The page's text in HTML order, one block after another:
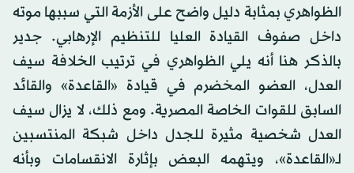
الظواهري بمثابة دليل واضح على الأزمة التي سببها موته
داخل صفوف القيادة العليا للتنظيم الإرهابي. جدير
بالذكر هنا أنه يلي الظواهري في ترتيب الخلافة سيف
العدل، العضو المخضرم في قيادة «القاعدة» والقائد
السابق للقوات الخاصة المصرية. ومع ذلك، لا يزال سيف
العدل شخصية مثيرة للجدل داخل شبكة المنتسبين
لـ«القاعدة»، ويتهمه البعض بإثارة الانقسامات وبأنه